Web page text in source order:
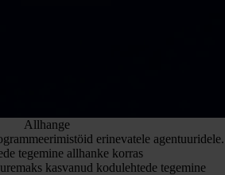
Allhange
erinevatele agentuuridele.
tegemine allhanke korras
kasvanud kodulehtede tegemine